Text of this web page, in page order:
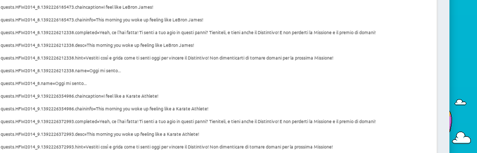
quests.HFW2014_8.1392226185473.chaincaption=I feel like LeBron James!
quests.HFW2014_8.1392226185473.chaininfo=This morning you woke up feeling like LeBron James!
quests.HFW2014_8.1392226212338.completed=Yeah, ce l'hai fatta! Ti senti a tuo agio in questi panni? Tieniteli, e tieni anche il Distintivo! E non perderti la Missione e il premio di domani!
quests.HFW2014_8.1392226212338.desc=This morning you woke up feeling like LeBron James!
quests.HFW2014_8.1392226212338.hint=Vestiti così e grida come ti senti oggi per vincere il Distintivo! Non dimenticarti di tornare domani per la prossima Missione!
quests.HFW2014_8.1392226212338.name=Oggi mi sento...
quests.HFW2014_8.name=Oggi mi sento...
quests.HFW2014_9.1392226354986.chaincaption=I feel like a Karate Athlete!
quests.HFW2014_9.1392226354986.chaininfo=This morning you woke up feeling like a Karate Athlete!
quests.HFW2014_9.1392226372993.completed=Yeah, ce l'hai fatta! Ti senti a tuo agio in questi panni? Tieniteli, e tieni anche il Distintivo! E non perderti la Missione e il premio di domani!
quests.HFW2014_9.1392226372993.desc=This morning you woke up feeling like a Karate Athlete!
quests.HFW2014_9.1392226372993.hint=Vestiti così e grida come ti senti oggi per vincere il Distintivo! Non dimenticare di tornare domani per la prossima Missione!